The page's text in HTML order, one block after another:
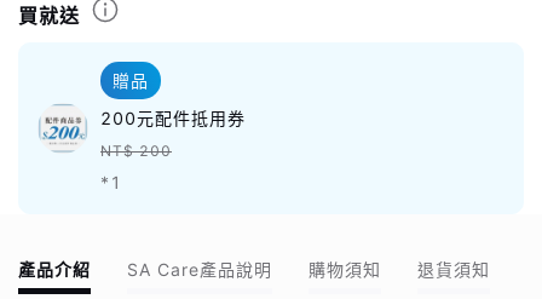
買就送
贈品
200元配件抵用券
NT$ 200
*1
產品介紹 SA Care產品說明 購物須知 退貨須知